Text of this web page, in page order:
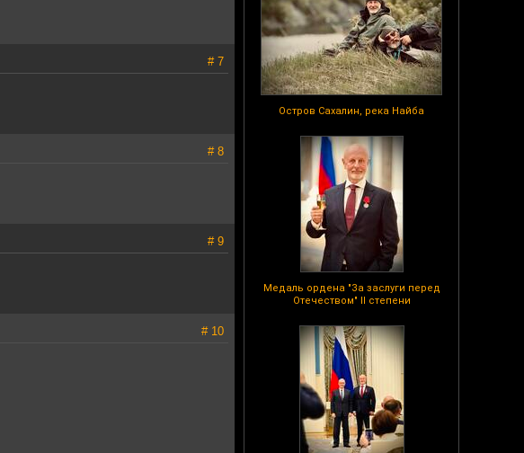
Остров Сахалин, река Найба
Медаль ордена "За заслуги перед
Отечеством" II степени
# 7
# 8
# 9
# 10